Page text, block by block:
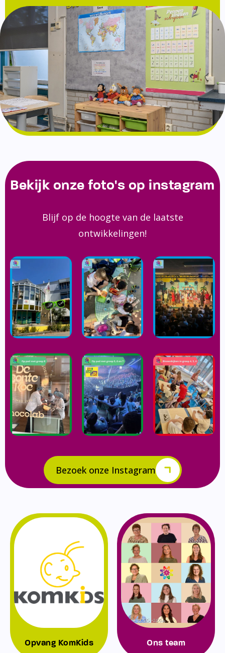
Bekijk onze foto's op instagram
Blijf op de hoogte van de laatste
ontwikkelingen!
Bezoek onze Instagram
Opvang KomKids Ons team